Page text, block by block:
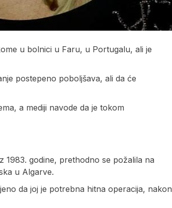
u bolnici u Faru, u Portugalu, ali je
postepeno poboljšava, ali da će
a mediji navode da je tokom
1983. godine, prethodno se požalila na
u Algarve.
da joj je potrebna hitna operacija, nakon